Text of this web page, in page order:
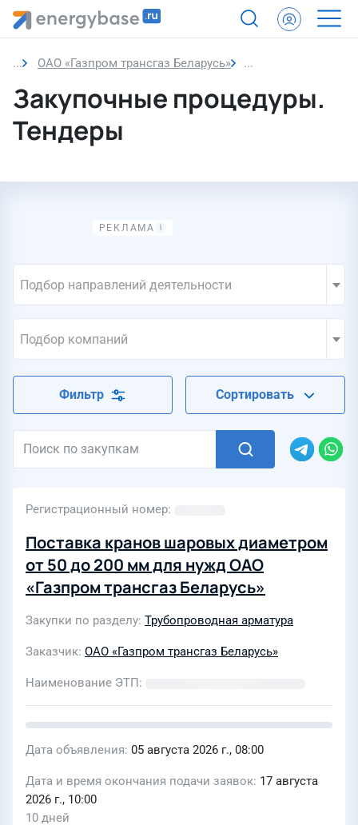
ОАО «Газпром трансгаз Беларусь» Закупки компании
Закупочные процедуры.
Тендеры
Подбор направлений деятельности
Подбор компаний
Фильтр Сортировать
Регистрационный номер
Поставка кранов шаровых диаметром
от 50 до 200 мм для нужд ОАО
«Газпром трансгаз Беларусь»
Закупки по разделу Трубопроводная арматура
Заказчик ОАО «Газпром трансгаз Беларусь»
Наименование ЭТП
Дата объявления 05 августа 2026 г., 08:00
Дата и время окончания подачи заявок 17 августа
2026 г., 10:00
10 дней